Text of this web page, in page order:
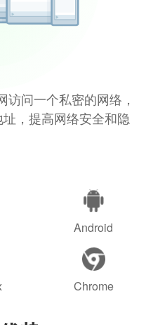
问一个私密的网络，
，提高网络安全和隐
Android
Chrome